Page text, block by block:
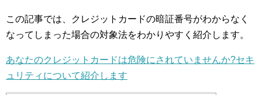
この記事では、クレジットカードの暗証番号がわからなく
なってしまった場合の対象法をわかりやすく紹介します。
あなたのクレジットカードは危険にされていませんか?セキ
ュリティについて紹介します